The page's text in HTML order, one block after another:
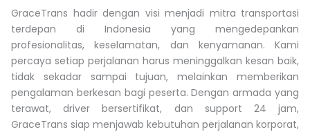
GraceTrans hadir dengan visi menjadi mitra transportasi
terdepan di Indonesia yang mengedepankan
profesionalitas, keselamatan, dan kenyamanan. Kami
percaya setiap perjalanan harus meninggalkan kesan baik,
tidak sekadar sampai tujuan, melainkan memberikan
pengalaman berkesan bagi peserta. Dengan armada yang
terawat, driver bersertifikat, dan support 24 jam,
GraceTrans siap menjawab kebutuhan perjalanan korporat,